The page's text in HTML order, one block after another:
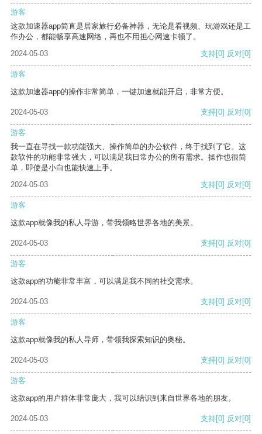
游客
这款加速器app简直是居家旅行必备神器，无论是看视频、玩游戏还是工
作办公，都能畅享高速网络，再也不用担心网速卡顿了。
2024-05-03
支持[0] 反对[0]
游客
这款加速器app的操作非常简单，一键加速就能开启，非常方便。
2024-05-03 支持[0] 反对[0]
游客
我一直在寻找一款功能强大、操作简单的办公软件，终于找到了它。这
款软件的功能非常强大，可以满足我日常办公的所有需求。操作也很简
单，即使是小白也能快速上手。
2024-05-03
支持[0] 反对[0]
游客
这款app就像我的私人导游，带我领略世界各地的美景。
2024-05-03 支持[0] 反对[0]
游客
这款app的功能非常丰富，可以满足我不同的社交需求。
2024-05-03 支持[0] 反对[0]
游客
这款app就像我的私人导师，带领我探索知识的奥秘。
2024-05-03 支持[0] 反对[0]
游客
这款app的用户群体非常庞大，我可以结识到来自世界各地的朋友。
2024-05-03 支持[0] 反对[0]